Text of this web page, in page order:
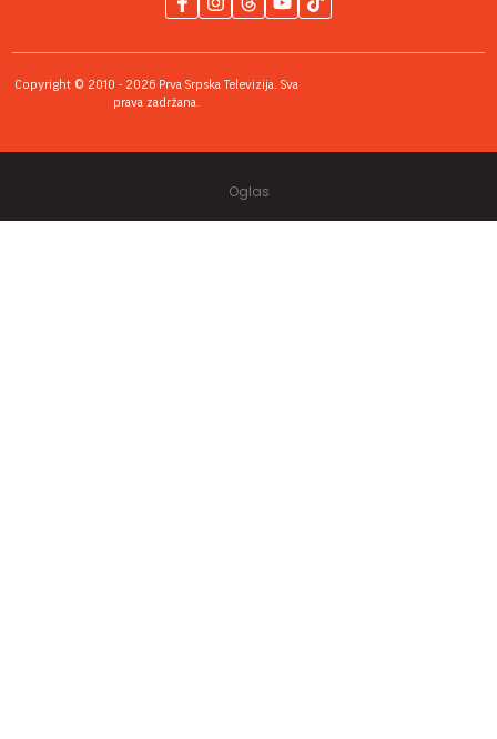
Copyright © 2010 - 2026 Prva Srpska Televizija. Sva
prava zadržana.